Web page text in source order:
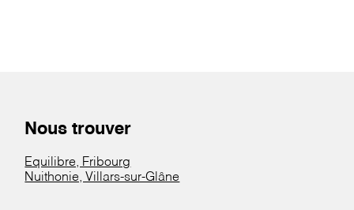
Nous trouver
Equilibre, Fribourg
Nuithonie, Villars-sur-Glâne